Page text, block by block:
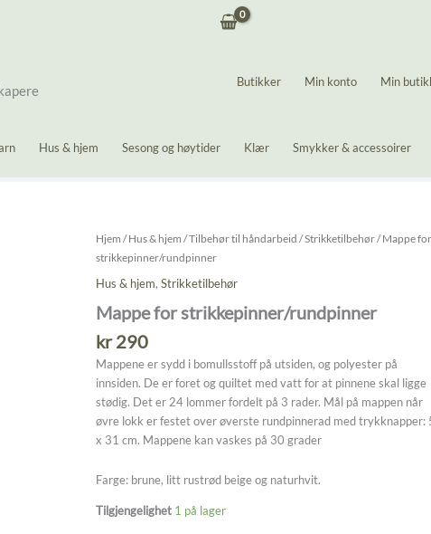
Butikker Min konto Min
Hus & hjem Sesong og høytider Klær Smykker & accessoirer
Hjem /Hus & hjem /Tilbehør til håndarbeid /Strikketilbehør/ Mappe
strikkepinner/rundpinner
Hus & hjem,Strikketilbehør
Mappe for strikkepinner/rundpinner
kr290
Mappene er sydd i bomullsstoff på utsiden, og polyester på
innsiden. De er foret og quiltet med vatt for at pinnene skal ligge
stødig. Det er 24 lommer fordelt på 3 rader. Mål på mappen når
øvre lokk er festet over øverste rundpinnerad med trykknapper:
x 31 cm. Mappene kan vaskes på 30 grader
Farge: brune, litt rustrød beige og naturhvit.
Tilgjengelighet 1 på lager